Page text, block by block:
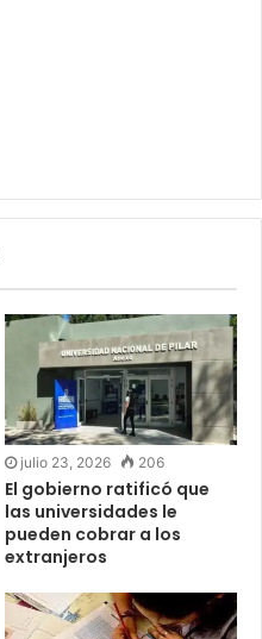
julio 23, 2026 206
El gobierno ratificó que
las universidades le
pueden cobrar a los
extranjeros